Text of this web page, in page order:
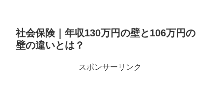
社会保険｜年収130万円の壁と106万円の
壁の違いとは？
スポンサーリンク